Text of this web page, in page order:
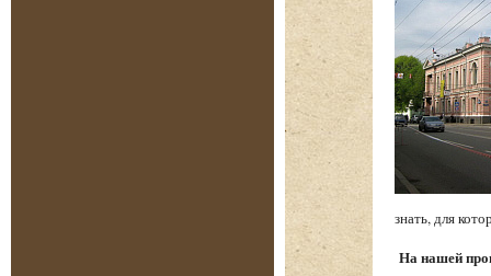
знать, для
На нашей